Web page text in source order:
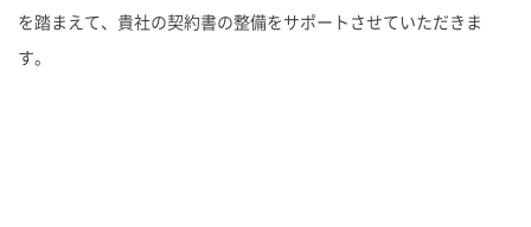
を踏まえて、貴社の契約書の整備をサポートさせていただきま
す。